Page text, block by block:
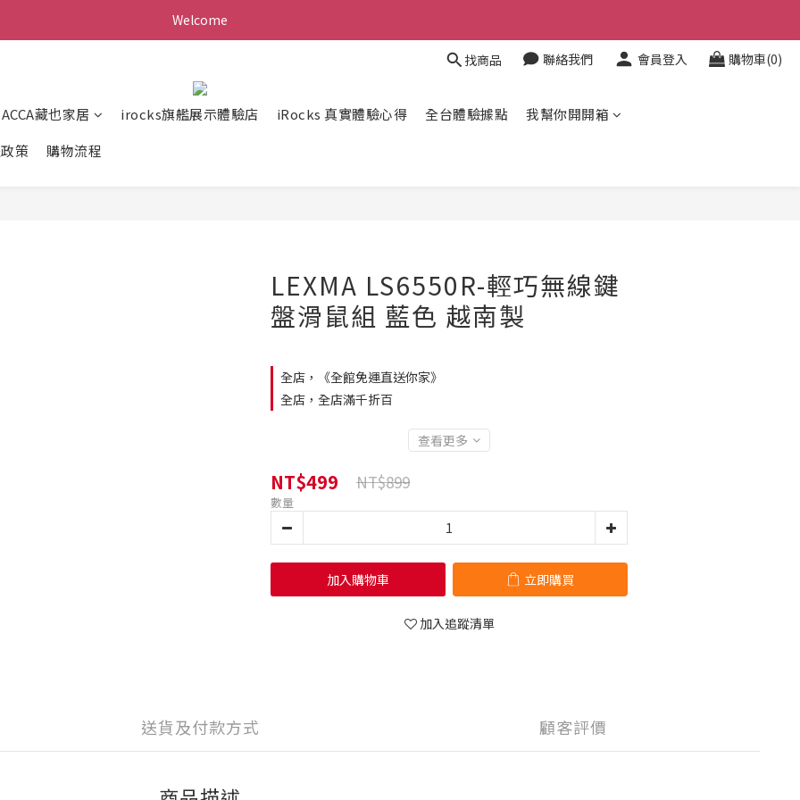
Welcome
找商品 聯絡我們 會員登入 購物車(0)
藏也家居 irocks旗艦展示體驗店 iRocks 真實體驗心得 全台體驗據點
我幫你開開箱
策
購物流程
LEXMA LS6550R-輕巧無線鍵
盤滑鼠組 藍色 越南製
全店，《全館免運直送你家》
全店，全店滿千折百
查看更多
NT$499 NT$899
數量
加入購物車 立即購買
加入追蹤清單
送貨及付款方式 顧客評價